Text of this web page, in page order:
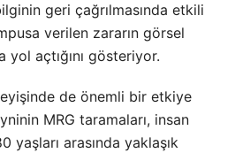
geri çağrılmasında etkili
verilen zararın görsel
açtığını gösteriyor.
de önemli bir etkiye
MRG taramaları, insan
yaşları arasında yaklaşık